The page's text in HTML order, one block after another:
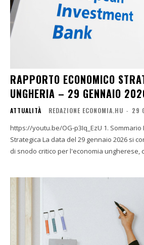
RAPPORTO ECONOMICO
UNGHERIA – 29 GENNAIO
ATTUALITÀ REDAZIONE ECONOMIA.HU - 29
https://youtu.be/OG-p3Iq_EzU 1. Sommario Esecutivo e Sintesi
Strategica La data del 29 gennaio 2026 si configura come un punto
di snodo critico per l'economia ungherese,